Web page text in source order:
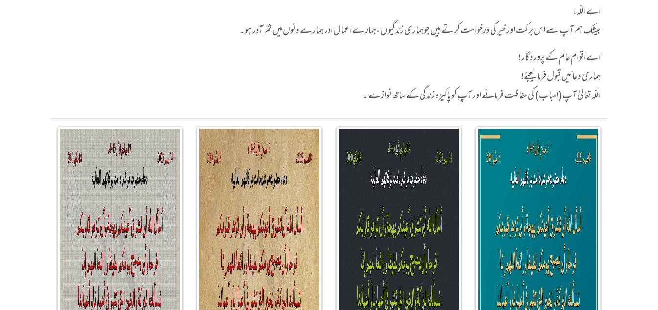
اے اللّٰہ!
بیشک ہم آپ سے اس برکت اور خیر کی درخواست کرتے ہیں جو ہماری زندگیوں ، ہمارے اعمال اور ہمارے دنوں میں ثمر آور ہو۔
اے اقوامِ عالم کے پروردگار !
ہماری دعائیں قبول فرما لیجئے!
اللّٰہ تعالیٰ آپ (احباب) کی حفاظت فرمائے اور آپ کو پاکیزہ زندگی کے ساتھ نوازے ۔